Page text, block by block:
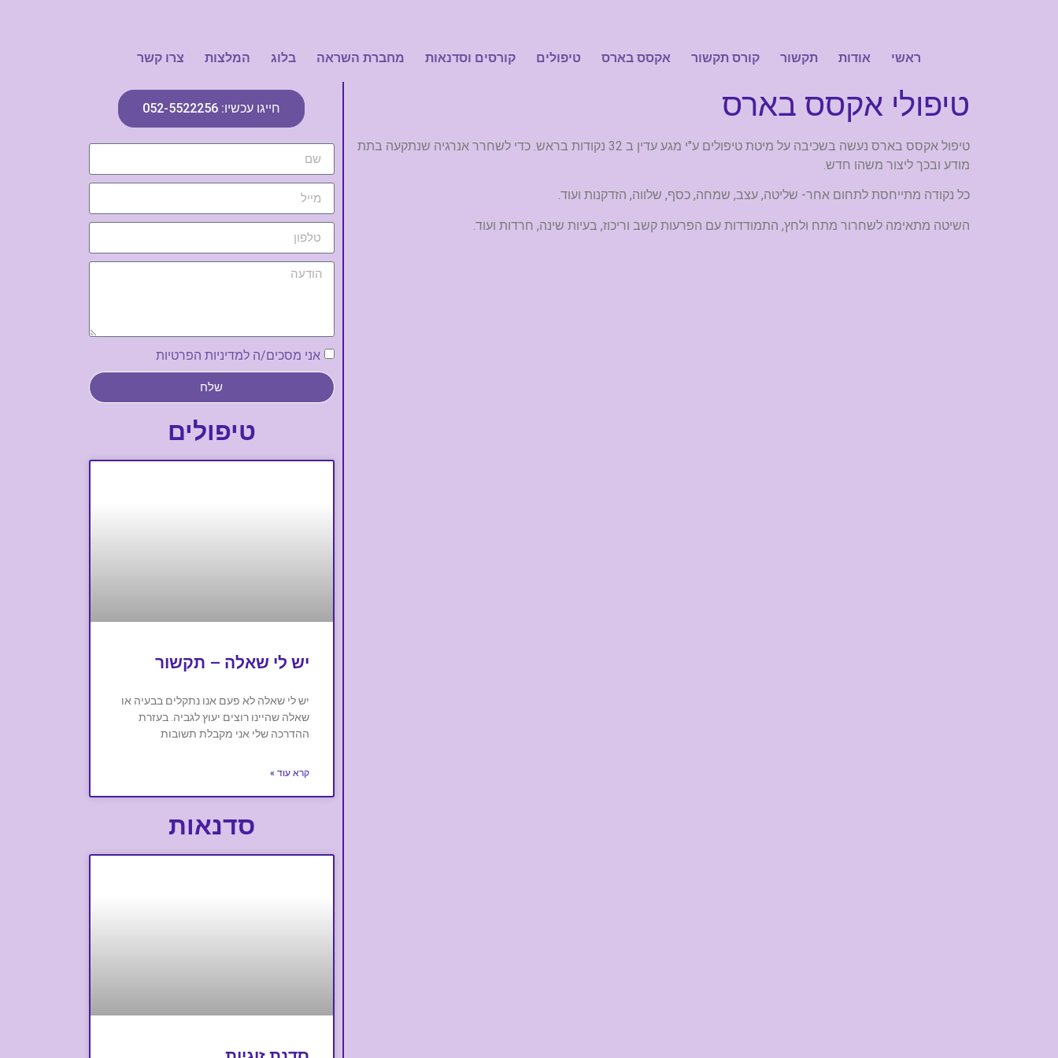
ראשי אודות תקשור קורס תקשור אקסס בארס טיפולים קורסים וסדנאות מחברת השראה בלוג המלצות צרו קשר
טיפולי אקסס בארס
טיפול אקסס בארס נעשה בשכיבה על מיטת טיפולים ע"י מגע עדין ב 32 נקודות בראש. כדי לשחרר אנרגיה שנתקעה בתת
מודע ובכך ליצור משהו חדש.
כל נקודה מתייחסת לתחום אחר- שליטה, עצב, שמחה, כסף, שלווה, הזדקנות ועוד.
השיטה מתאימה לשחרור מתח ולחץ, התמודדות עם הפרעות קשב וריכוז, בעיות שינה, חרדות ועוד.
חייגו עכשיו: 052-5522256
אני מסכים/ה למדיניות הפרטיות
שלח
טיפולים
יש לי שאלה – תקשור
יש לי שאלה לא פעם אנו נתקלים בבעיה או
שאלה שהיינו רוצים יעוץ לגביה. בעזרת
ההדרכה שלי אני מקבלת תשובות
קרא עוד »
סדנאות